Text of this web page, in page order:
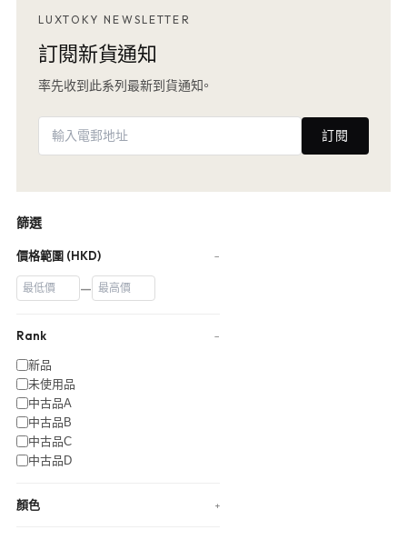
LUXTOKY NEWSLETTER
訂閱新貨通知
率先收到此系列最新到貨通知。
訂閱
篩選
價格範圍 (HKD) −
—
Rank −
新品
未使用品
中古品A
中古品B
中古品C
中古品D
顏色 +